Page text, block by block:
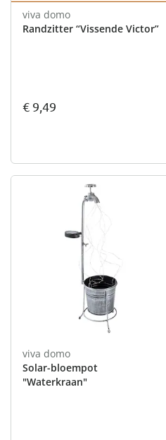
viva domo
Randzitter “Vissende Victor”
€ 9,49
viva domo
Solar-bloempot
"Waterkraan"